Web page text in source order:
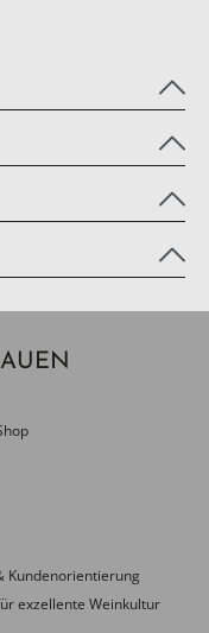
Kundenorientierung
exzellente Weinkultur